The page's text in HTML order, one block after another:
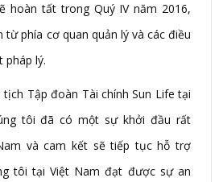
hoàn tất trong Quý IV năm 2016,
từ phía cơ quan quản lý và các điều
pháp lý.
tịch Tập đoàn Tài chính Sun Life tại
tôi đã có một sự khởi đầu rất
và cam kết sẽ tiếp tục hỗ trợ
tôi tại Việt Nam đạt được sự an